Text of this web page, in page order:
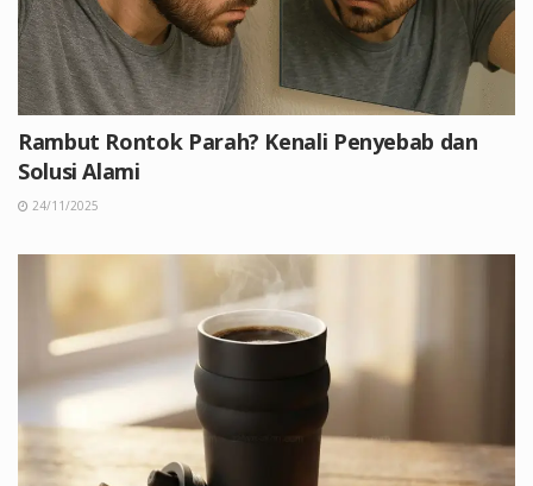
Rambut Rontok Parah? Kenali Penyebab dan
Solusi Alami
24/11/2025